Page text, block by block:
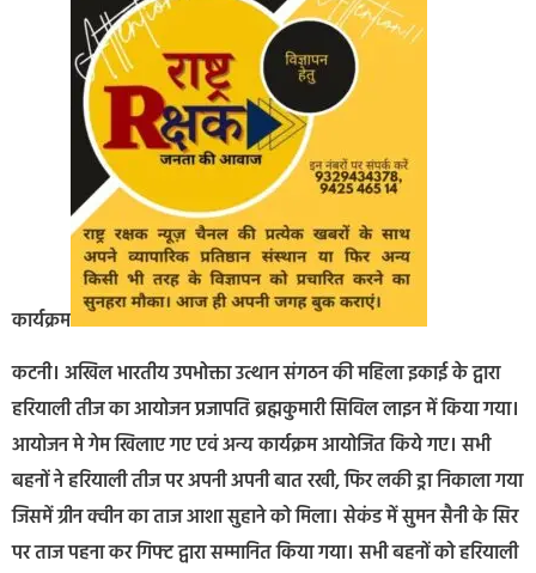
कार्यक्रम
कटनी। अखिल भारतीय उपभोक्ता उत्थान संगठन की महिला इकाई के द्वारा
हरियाली तीज का आयोजन प्रजापति ब्रह्मकुमारी सिविल लाइन में किया गया।
आयोजन मे गेम खिलाए गए एवं अन्य कार्यक्रम आयोजित किये गए। सभी
बहनों ने हरियाली तीज पर अपनी अपनी बात रखी, फिर लकी ड्रा निकाला गया
जिसमें ग्रीन क्वीन का ताज आशा सुहाने को मिला। सेकंड में सुमन सैनी के सिर
पर ताज पहना कर गिफ्ट द्वारा सम्मानित किया गया। सभी बहनों को हरियाली